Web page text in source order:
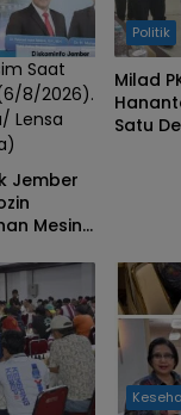
Saat
8/2026).
Lensa
Jember
Mesin
Politik
Milad
Satu